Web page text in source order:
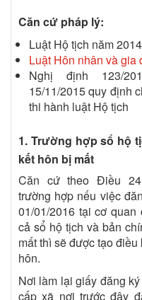
Căn cứ pháp lý:
Luật Hộ tịch năm 2014
Luật Hôn nhân và gia
Nghị định 123/
15/11/2015 quy định
thi hành luật Hộ tịch
1. Trường hợp sổ hộ
kết hôn bị mất
Căn cứ theo Điều 24
trường hợp nếu việc
01/01/2016 tại cơ
cả sổ hộ tịch và bản
mất thì sẽ được tạo
hôn.
Nơi làm lại giấy đăng
cấp xã nơi trước đây